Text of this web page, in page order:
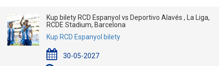
Kup bilety RCD Espanyol vs Deportivo Alavés , La Liga,
RCDE Stadium, Barcelona
Kup RCD Espanyol bilety
30-05-2027